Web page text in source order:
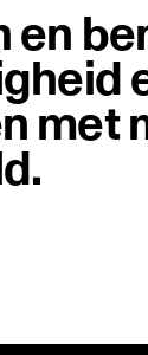
en
met